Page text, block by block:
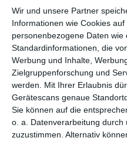
Wir und unsere Partner
Informationen wie Cookies
personenbezogene Daten
Standardinformationen, die
Werbung und Inhalte,
Zielgruppenforschung und
werden.
Mit Ihrer Erlaubnis
Gerätescans genaue
Sie können auf die
o. a. Datenverarbeitung
zuzustimmen. Alternativ
gemeinsam zu kämpfen
aus dem
Schusterbetrieb der Familie
großes Unternehmen
wie sie das anstellen wollen,
neues Kapitel im
Anfangsschwierigkeiten zum
aus dem Familienbetrieb
größer der Erfolg wird, umso
zwischen den Brüdern.